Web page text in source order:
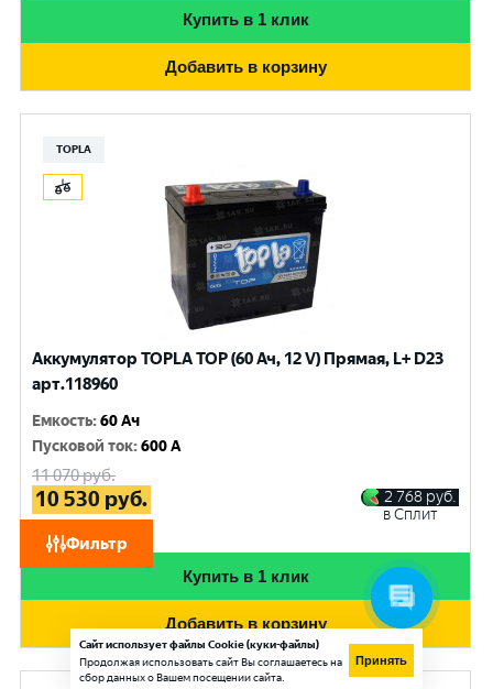
Фильтр
Купить в 1 клик
Добавить в корзину
TOPLA
Аккумулятор TOPLA TOP (60 Ач, 12 V) Прямая, L+ D23
арт.118960
Емкость:60 Ач
Пусковой ток:600 A
11 070руб.
10 530 руб.
при обмене
2 768 руб.
в Сплит
Купить в 1 клик
Добавить в корзину
Сайт использует файлы Cookie (куки-файлы)
Продолжая использовать сайт Вы соглашаетесь на
сбор данных о Вашем посещении сайта.
Принять